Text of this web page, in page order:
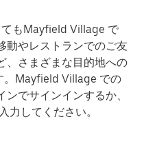
もMayfield Village で
動やレストランでのご友
、さまざまな目的地への
。Mayfield Village での
でサインインするか、
力してください。